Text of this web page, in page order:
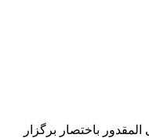
باختصار برگزار